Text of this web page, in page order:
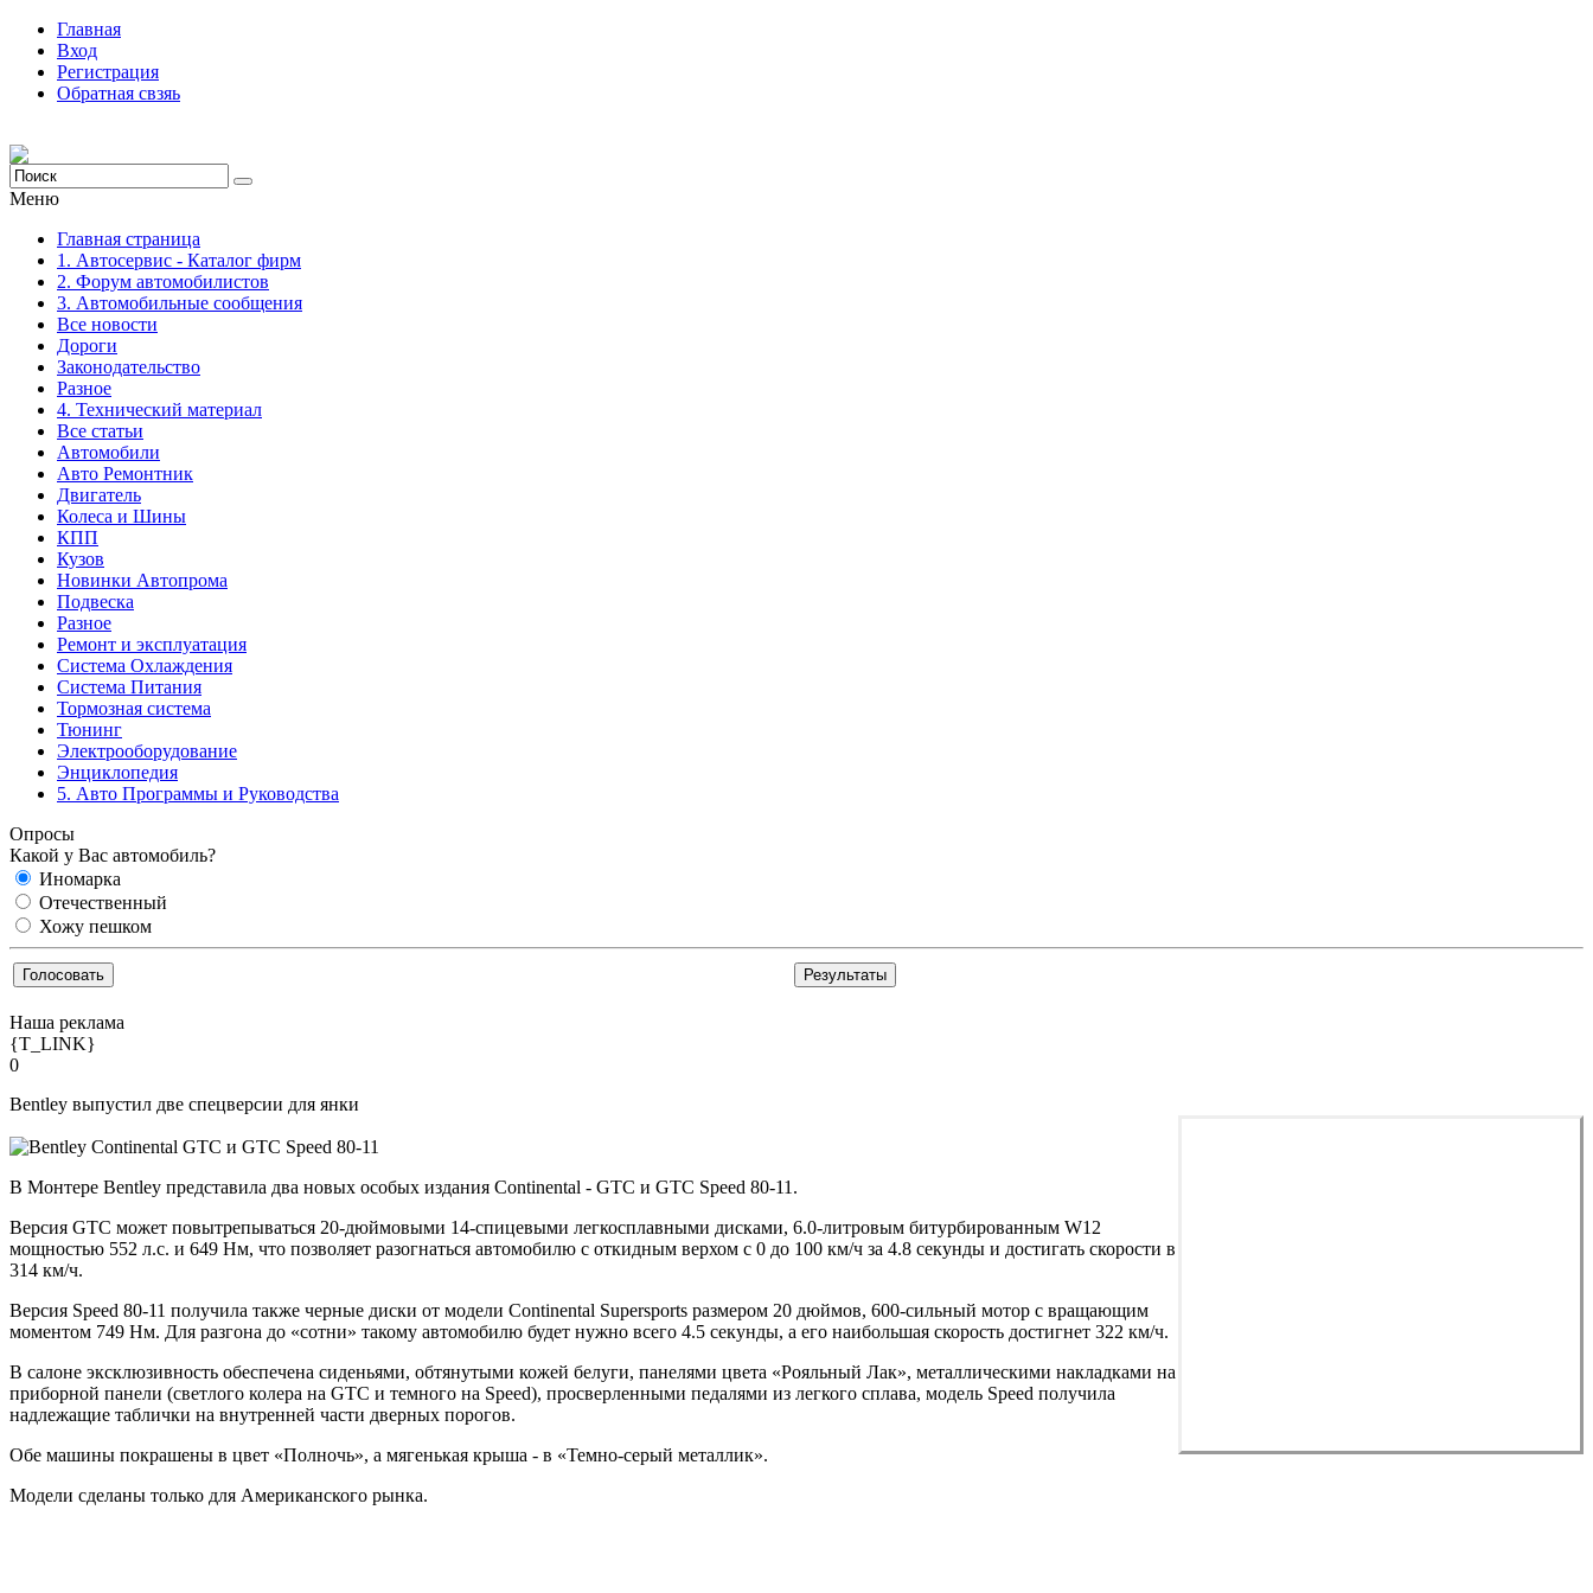
Главная
Вход
Регистрация
Обратная свзяь
Меню
Главная страница
1. Автосервис - Каталог фирм
2. Форум автомобилистов
3. Автомобильные сообщения
Все новости
Дороги
Законодательство
Разное
4. Технический материал
Все статьи
Автомобили
Авто Ремонтник
Двигатель
Колеса и Шины
КПП
Кузов
Новинки Автопрома
Подвеска
Разное
Ремонт и эксплуатация
Система Охлаждения
Система Питания
Тормозная система
Тюнинг
Электрооборудование
Энциклопедия
5. Авто Программы и Руководства
Опросы
Какой у Вас автомобиль?
Иномарка
Отечественный
Хожу пешком
Наша реклама
{T_LINK}
0
Bentley выпустил две спецверсии для янки
В Монтере Bentley представила два новых особых издания Continental - GTC и GTC Speed 80-11.
Версия GTC может повытрепываться 20-дюймовыми 14-спицевыми легкосплавными дисками, 6.0-литровым битурбированным W12
мощностью 552 л.с. и 649 Нм, что позволяет разогнаться автомобилю с откидным верхом с 0 до 100 км/ч за 4.8 секунды и достигать скорости в
314 км/ч.
Версия Speed 80-11 получила также черные диски от модели Continental Supersports размером 20 дюймов, 600-сильный мотор с вращающим
моментом 749 Нм. Для разгона до «сотни» такому автомобилю будет нужно всего 4.5 секунды, а его наибольшая скорость достигнет 322 км/ч.
В салоне эксклюзивность обеспечена сиденьями, обтянутыми кожей белуги, панелями цвета «Рояльный Лак», металлическими накладками на
приборной панели (светлого колера на GTC и темного на Speed), просверленными педалями из легкого сплава, модель Speed получила
надлежащие таблички на внутренней части дверных порогов.
Обе машины покрашены в цвет «Полночь», а мягенькая крыша - в «Темно-серый металлик».
Модели сделаны только для Американского рынка.